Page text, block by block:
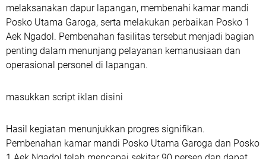
melaksanakan dapur lapangan, membenahi kamar mandi
Posko Utama Garoga, serta melakukan perbaikan Posko 1
Aek Ngadol. Pembenahan fasilitas tersebut menjadi bagian
penting dalam menunjang pelayanan kemanusiaan dan
operasional personel di lapangan.
masukkan script iklan disini
Hasil kegiatan menunjukkan progres signifikan.
Pembenahan kamar mandi Posko Utama Garoga dan Posko